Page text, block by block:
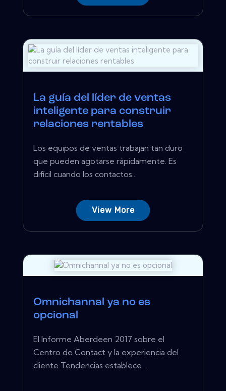
La guía del líder de ventas
inteligente para construir
relaciones rentables
Los equipos de ventas trabajan tan duro
que pueden agotarse rápidamente. Es
difícil cuando los contactos...
View More
Omnichannal ya no es
opcional
El Informe Aberdeen 2017 sobre el
Centro de Contact y la experiencia del
cliente Tendencias establece...